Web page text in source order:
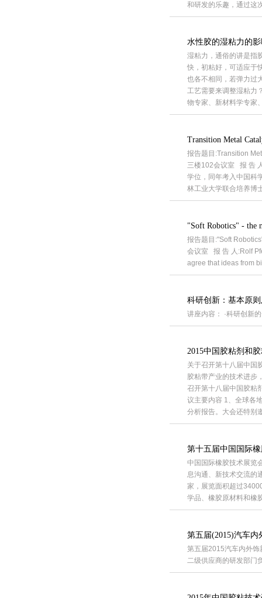
和研发的乐趣，通过这
水性胶的湿粘力的
湿粘力，通俗的讲是指
快，初粘好，可适应于
也各不相同，若弹力过
工艺需要来调整湿粘力
物专家、新材料学专家
Transition Metal
报告题目:Transition
三楼102会议室 报 告
学位，同年考入中国科
林工业大学联合培养博
"Soft Robotics" - the
报告题目:"Soft
会议室 报 告 人:Rolf
agree that ideas from
科研创新：基本原
讲座内容： ·科研创新
2015中国胶粘剂和
关于召开第十八届中国
胶粘带产业的技术进步
召开第十八届中国胶粘
议主要内容 1、全球各
分析报告。大会还特别
第十五届中国国际
中国国际橡胶技术展览
息沟通、新技术交流的
家，展览面积超过
学品、橡胶原材料和橡
第五届(2015)汽车
第五届2015汽车内外
二级供应商的研发部门